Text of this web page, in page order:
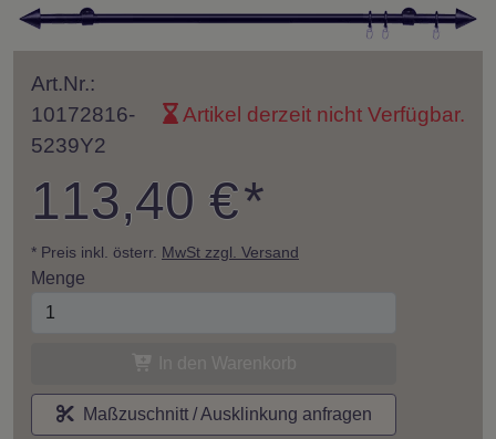
Art.Nr.:
10172816-
5239Y2
Artikel derzeit nicht Verfügbar.
113,40 €*
* Preis inkl. österr. MwSt zzgl. Versand
Menge
Maßzuschnitt / Ausklinkung anfragen